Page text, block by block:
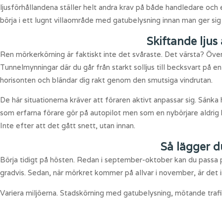
ljusförhållandena ställer helt andra krav på både handledare
börja i ett lugnt villaområde med gatubelysning innan man ger
Skiftande
Ren mörkerkörning är faktiskt inte det svåraste. Det värsta?
Tunnelmynningar där du går från starkt solljus till becksvart på
horisonten och bländar dig rakt genom den smutsiga vindrutan.
De här situationerna kräver att föraren aktivt anpassar sig.
som erfarna förare gör på autopilot men som en nybörjare
Inte efter att det gått snett, utan innan.
Så lägger
Börja tidigt på hösten. Redan i september-oktober kan du
gradvis. Sedan, när mörkret kommer på allvar i november, är
Variera miljöerna. Stadskörning med gatubelysning, mötande